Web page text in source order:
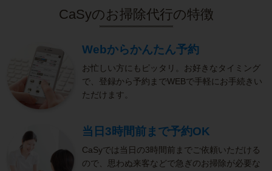
CaSyのお掃除代行の特徴
Webからかんたん予約
お忙しい方にもピッタリ。お好きなタイミング
で、登録から予約までWEBで手軽にお手続きい
ただけます。
当日3時間前まで予約OK
CaSyでは当日の3時間前までご依頼いただける
ので、思わぬ来客などで急ぎのお掃除が必要な